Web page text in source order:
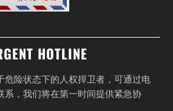
HOTLINE
危险状态下的人权捍卫者，可通过电
系，我们将在第一时间提供紧急协